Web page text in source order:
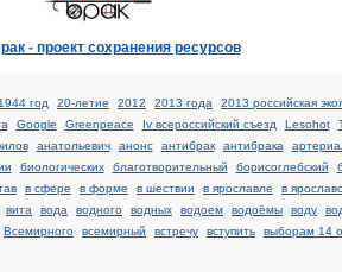
- проект сохранения ресурсов
1944 год 20-летие 2012 2013 года
2013 российская
Google Greenpeace Iv всероссийский съезд Lesohot
анатольевич анонс антибрак антибрака
биологических благотворительный борисоглебский
в сфере в форме в шествии в ярославле
в
вита вода водного водных водоем водоёмы воду
Всемирного всемирный встречу вступить выборам 14